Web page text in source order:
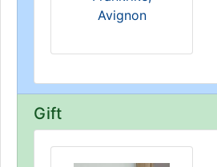
Avignon
Gift